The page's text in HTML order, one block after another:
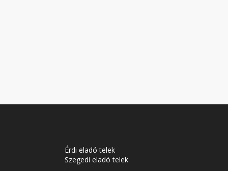
Érdi eladó telek
Szegedi eladó telek